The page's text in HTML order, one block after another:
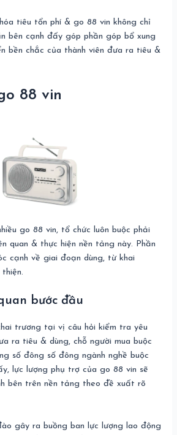
tiêu tổn phí & go 88 vin không chỉ
bên cạnh đấy góp phần góp bổ xung
bền chắc của thành viên đưa ra tiêu &
88 vin
go 88 vin, tổ chức luôn buộc phải
quan & thực hiện nền tảng này. Phần
cạnh về giai đoạn dùng, từ khai
bước đầu
trương tại vị câu hỏi kiểm tra yêu
ra tiêu & dùng, chỗ người mua buộc
số đông số đông ngành nghề buộc
lực lượng phụ trợ của go 88 vin sẽ
bên trên nền tảng theo đề xuất rõ
gây ra buồng ban lực lượng lao động